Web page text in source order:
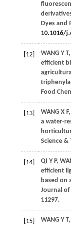
Dyes and
10.1016/
[12] WANG Y T,
efficient
Food
[13] WANG X F,
a water-
Science &
[14] QI Y P,
efficient
based on
Journal of
11297.
[15] WANG Y T,